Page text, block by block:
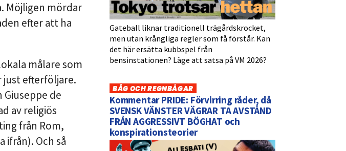
Möjligen mördar
efter att ha
målare som
just efterföljare.
de
av religiös
från Rom,
ifrån). Och så
Gateball liknar traditionell trägårdskrocket,
men utan krångliga regler som få förstår. Kan
det här ersätta kubbspel från
bensinstationen? Läge att satsa på VM 2026?
BÅG OCH REGNBÅGAR
Kommentar PRIDE: Förvirring råder, då
SVENSK VÄNSTER VÄGRAR TA AVSTÅND
FRÅN AGGRESSIVT BÖGHAT och
konspirationsteorier